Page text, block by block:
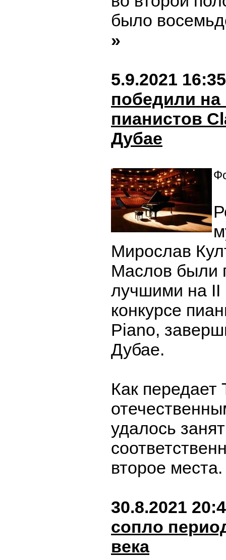
было
»
5.9.2021 16:35
победили на
пианистов
Дубае
Мирослав
Маслов были
лучшими на
конкурсе
Piano,
Дубае.
Как
удалось
второе
30.8.2021
сопло
века